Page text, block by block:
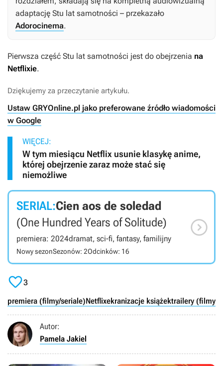
adaptację Stu lat samotności – przekazało
Adorocinema.
Pierwsza część Stu lat samotności jest do obejrzenia na
Netflixie.
Dziękujemy za przeczytanie artykułu.
Ustaw GRYOnline.pl jako preferowane źródło wiadomości
w Google
WIĘCEJ:
W tym miesiącu Netflix usunie klasykę anime,
której obejrzenie zaraz może stać się
niemożliwe
SERIAL:Cien aos de soledad
(One Hundred Years of Solitude)
premiera: 2024dramat, sci-fi, fantasy, familijny
Nowy sezonSezonów: 2Odcinków: 16

3
premiera (filmy/seriale)Netflixekranizacje książektrailery (filmy i
Autor:
Pamela Jakiel